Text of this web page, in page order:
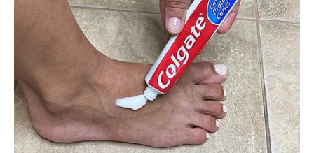
Ove dve recepte možete koristiti kao bazu za dalje
eksperimente – od dodavanja voća do različitih aroma, a
uvek ćete dobiti ukusan i raskošan desert. Važno je da
pažljivo sledite korake, naročito kod kuvanja kreme, jer je
strpljenje i preciznost ključ dobrog rezultata.
Ako želite da oživite ukuse detinjstva ili impresionirate
goste sa autentičnim, domaćim kolačima, ovi recepti će